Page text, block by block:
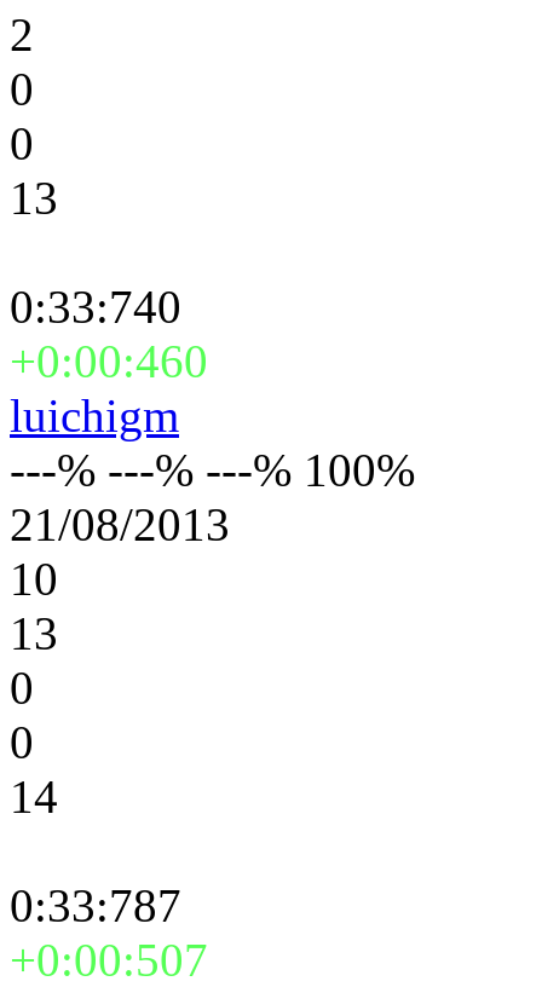
2
0
0
13
0:33:740
+0:00:460
luichigm
---% ---% ---% 100%
21/08/2013
10
13
0
0
14
0:33:787
+0:00:507